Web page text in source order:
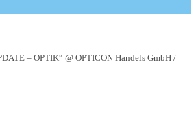
– OPTIK“ @ OPTICON Handels GmbH /